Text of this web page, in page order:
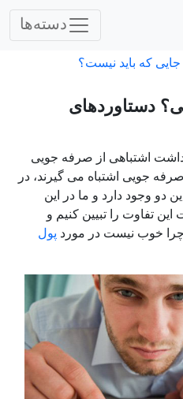
دسته‌ها
که باید نیست؟
دستاوردهای
اشتباهی از صرفه جویی
جویی اشتباه می گیرند، در
دو وجود دارد و ما در این
تفاوت را تبیین کنیم و
چرا خوب نیست در مورد پول